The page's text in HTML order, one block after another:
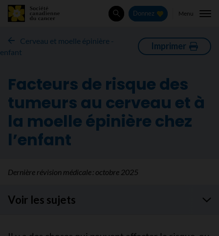
Rechercher
Donnez Menu
Cerveau et moelle épinière -
enfant
Imprimer
Facteurs de risque des
tumeurs au cerveau et à
la moelle épinière chez
l’enfant
Dernière révision médicale : octobre 2025
Voir les sujets